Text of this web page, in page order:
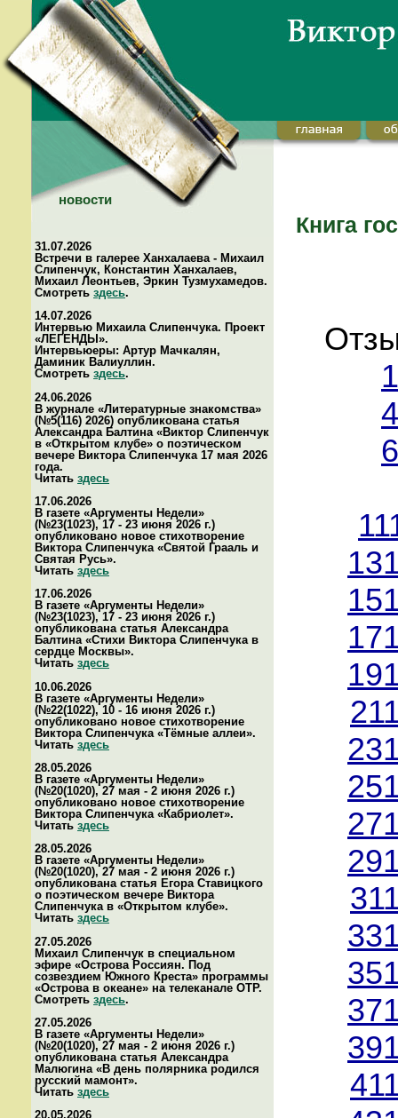
новости
31.07.2026
Встречи в галерее Ханхалаева - Михаил
Слипенчук, Константин Ханхалаев,
Михаил Леонтьев, Эркин Тузмухамедов.
Смотреть здесь.
14.07.2026
Интервью Михаила Слипенчука. Проект
«ЛЕГЕНДЫ».
Интервьюеры: Артур Мачкалян,
Даминик Валиуллин.
Смотреть здесь.
24.06.2026
В журнале «Литературные знакомства»
(№5(116) 2026) опубликована статья
Александра Балтина «Виктор Слипенчук
в «Открытом клубе» о поэтическом
вечере Виктора Слипенчука 17 мая 2026
года.
Читать здесь
17.06.2026
В газете «Аргументы Недели»
(№23(1023), 17 - 23 июня 2026 г.)
опубликовано новое стихотворение
Виктора Слипенчука «Святой Грааль и
Святая Русь».
Читать здесь
17.06.2026
В газете «Аргументы Недели»
(№23(1023), 17 - 23 июня 2026 г.)
опубликована статья Александра
Балтина «Стихи Виктора Слипенчука в
сердце Москвы».
Читать здесь
10.06.2026
В газете «Аргументы Недели»
(№22(1022), 10 - 16 июня 2026 г.)
опубликовано новое стихотворение
Виктора Слипенчука «Тёмные аллеи».
Читать здесь
28.05.2026
В газете «Аргументы Недели»
(№20(1020), 27 мая - 2 июня 2026 г.)
опубликовано новое стихотворение
Виктора Слипенчука «Кабриолет».
Читать здесь
28.05.2026
В газете «Аргументы Недели»
(№20(1020), 27 мая - 2 июня 2026 г.)
опубликована статья Егора Ставицкого
о поэтическом вечере Виктора
Слипенчука в «Открытом клубе».
Читать здесь
27.05.2026
Михаил Слипенчук в специальном
эфире «Острова Россиян. Под
созвездием Южного Креста» программы
«Острова в океане» на телеканале ОТР.
Смотреть здесь.
27.05.2026
В газете «Аргументы Недели»
(№20(1020), 27 мая - 2 июня 2026 г.)
опубликована статья Александра
Малюгина «В день полярника родился
русский мамонт».
Читать здесь
20.05.2026
Книга